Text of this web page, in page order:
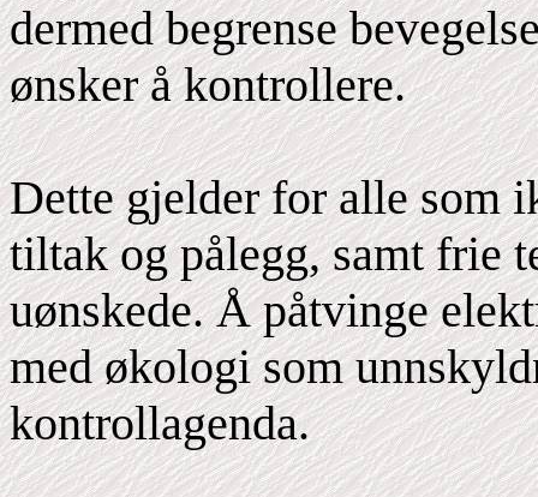
dermed begrense
ønsker å kontrollere.
Dette gjelder for alle som
tiltak og pålegg, samt frie
uønskede. Å påtvinge
med økologi som
kontrollagenda.